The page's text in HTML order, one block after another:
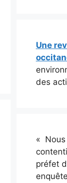
Une
des
« Nous
préfet